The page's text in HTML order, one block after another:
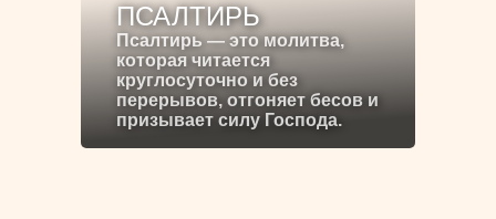
ПСАЛТИРЬ
Псалтирь — это молитва,
которая читается
круглосуточно и без
перерывов, отгоняет бесов и
призывает силу Господа.